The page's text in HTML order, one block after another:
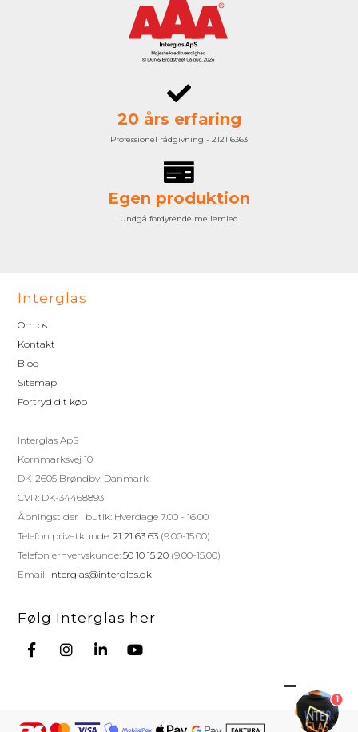
20 års erfaring
Professionel rådgivning - 2121 6363
Egen produktion
Undgå fordyrende mellemled
Interglas
Om os
Kontakt
Blog
Sitemap
Fortryd dit køb
Interglas ApS
Kornmarksvej 10
DK-2605 Brøndby, Danmark
CVR: DK-34468893
Åbningstider i butik: Hverdage 7.00 - 16.00
Telefon privatkunde:21 21 63 63 (9.00-15.00)
Telefon erhvervskunde:50 10 15 20 (9.00-15.00)
Email: interglas@interglas.dk
Følg Interglas her
1